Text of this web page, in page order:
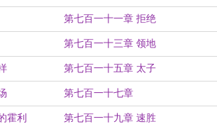
第七百一十一章 拒绝
第七百一十三章 领地
第七百一十五章 太子
第七百一十七章
霍利 第七百一十九章 速胜